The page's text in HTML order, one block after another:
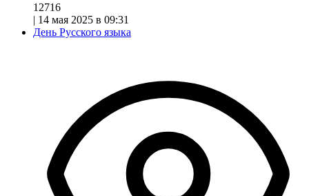
12716
| 14 мая 2025 в 09:31
День Русского языка